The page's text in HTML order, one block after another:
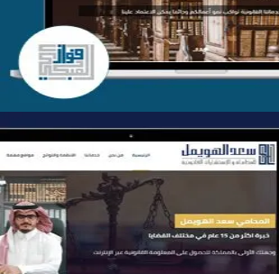
التفاصيل
سعد الهويمل للمحاماة
التفاصيل